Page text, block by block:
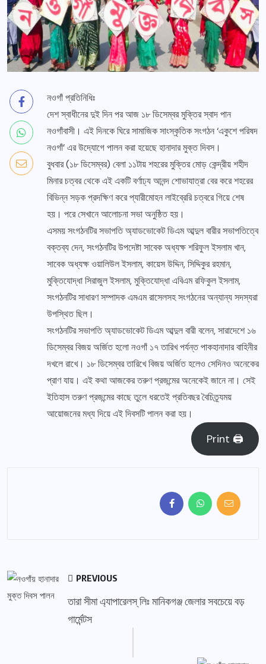
নওগাঁ প্রতিনিধিঃ
দেশ স্বাধীনের দুই দিন পর আজ ১৮ ডিসেম্বর মুক্তির স্বাদ পান
নওগাঁবাসী। এই দিনকে ঘিরে সামাজিক সাংস্কৃতিক সংগঠন ‘একুশে পরিষদ
নওগাঁ’ এর উদ্যোগে পালন করা হয়েছে হানাদার মুক্ত দিবস।
বুধবার (১৮ ডিসেম্বর) বেলা ১১টায় শহরের মুক্তির মোড় কেন্দ্রীয় শহীদ
মিনার চত্বর থেকে এই একটি বর্ণাঢ্য আনন্দ শোভাযাত্রা বের করে শহরের
বিভিন্ন সড়ক প্রদক্ষিণ করে প্যারীমোহন লাইব্রেরি চত্বরে গিয়ে শেষ
হয়। পরে সেখানে আলোচনা সভা অনুষ্ঠিত হয়।
এসময় সংগঠনটির সভাপতি অ্যাডভোকেট ডিএম আব্দুল বারীর সভাপতিত্বে
বক্তব্য দেন, সংগঠনটির উপদেষ্টা সাবেক অধ্যক্ষ শরিফুল ইসলাম খান,
সাবেক অধ্যক্ষ ওয়ালিউল ইসলাম, কায়েস উদ্দিন, সিদ্দিকুর রহমান,
মুক্তিযোদ্ধা সিরাজুল ইসলাম, মুক্তিযোদ্ধা এবিএম রফিকুল ইসলাম,
সংগঠনটির সাধারণ সম্পাদক এমএম রাসেলসহ সংগঠনের অন্যান্য সদস্যরা
উপস্থিত ছিল।
সংগঠনটির সভাপতি অ্যাডভোকেট ডিএম আব্দুল বারী বলেন, সারাদেশে ১৬
ডিসেম্বর বিজয় অর্জিত হলো নওগাঁ ১৭ তারিখ পর্যন্ত পাকহানাদার বাহিনীর
দখলে রাখে। ১৮ ডিসেম্বর তারিখে বিজয় অর্জিত হলেও সেদিনও অনেকের
প্রাণ যায়। এই কথা আজকের তরুণ প্রজন্মের অনেকেই জানে না। সেই
ইতিহাস তরুণ প্রজন্মের কাছে তুলে ধরতেই প্রতিবছর বৈচিত্র্যময়
আয়োজনের মধ্য দিয়ে এই দিবসটি পালন করা হয়।
Print 🖨
PREVIOUS
তারা সীমা এ্যাপারেলস্ লিঃ মানিকগঞ্জ জেলার সবচেয়ে বড়
গার্মেন্টস